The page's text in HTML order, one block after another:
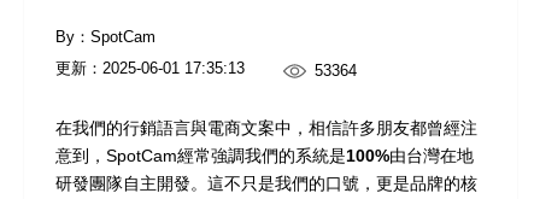
By：SpotCam
更新： 2025-06-01 17:35:13 53364
在我們的行銷語言與電商文案中，相信許多朋友都曾經注
意到，SpotCam經常強調我們的系統是100%由台灣在地
研發團隊自主開發。這不只是我們的口號，更是品牌的核